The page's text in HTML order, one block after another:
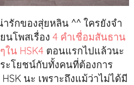
รักของสุ่ยหลิน ^^ ใครยังจำ
นโพสเรื่อง 4 คำเชื่อมสันธาน
ใน HSK4 ตอนแรกไปแล้วนะ
ะโยชน์กับทั้งคนที่ต้องการ
นะ เพราะถึงแม้ว่าไม่ได้มี